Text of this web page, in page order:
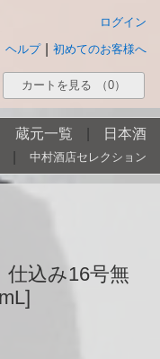
ログイン
初めてのお客様へ
ヘルプ
カートを見る （0）
蔵元一覧 日本酒
中村酒店セレクション
仕込み16号無